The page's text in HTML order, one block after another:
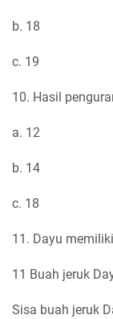
b. 18
c. 19
10. Hasil
a. 12
b. 14
c. 18
11. Dayu
11 Buah jeruk
Sisa buah jeruk